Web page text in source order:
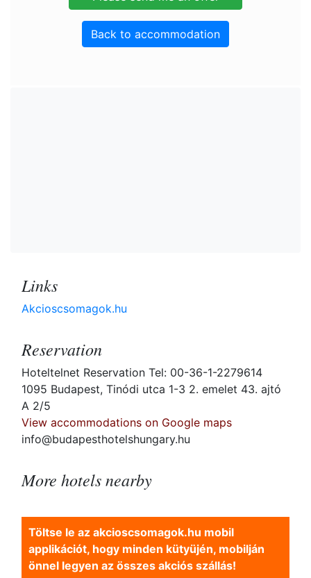
Back to accommodation
Links
Akcioscsomagok.hu
Reservation
Hoteltelnet Reservation Tel: 00-36-1-2279614
1095 Budapest, Tinódi utca 1-3 2. emelet 43. ajtó
A 2/5
View accommodations on Google maps
info@budapesthotelshungary.hu
More hotels nearby
Töltse le az akcioscsomagok.hu mobil
applikációt, hogy minden kütyüjén, mobilján
önnel legyen az összes akciós szállás!